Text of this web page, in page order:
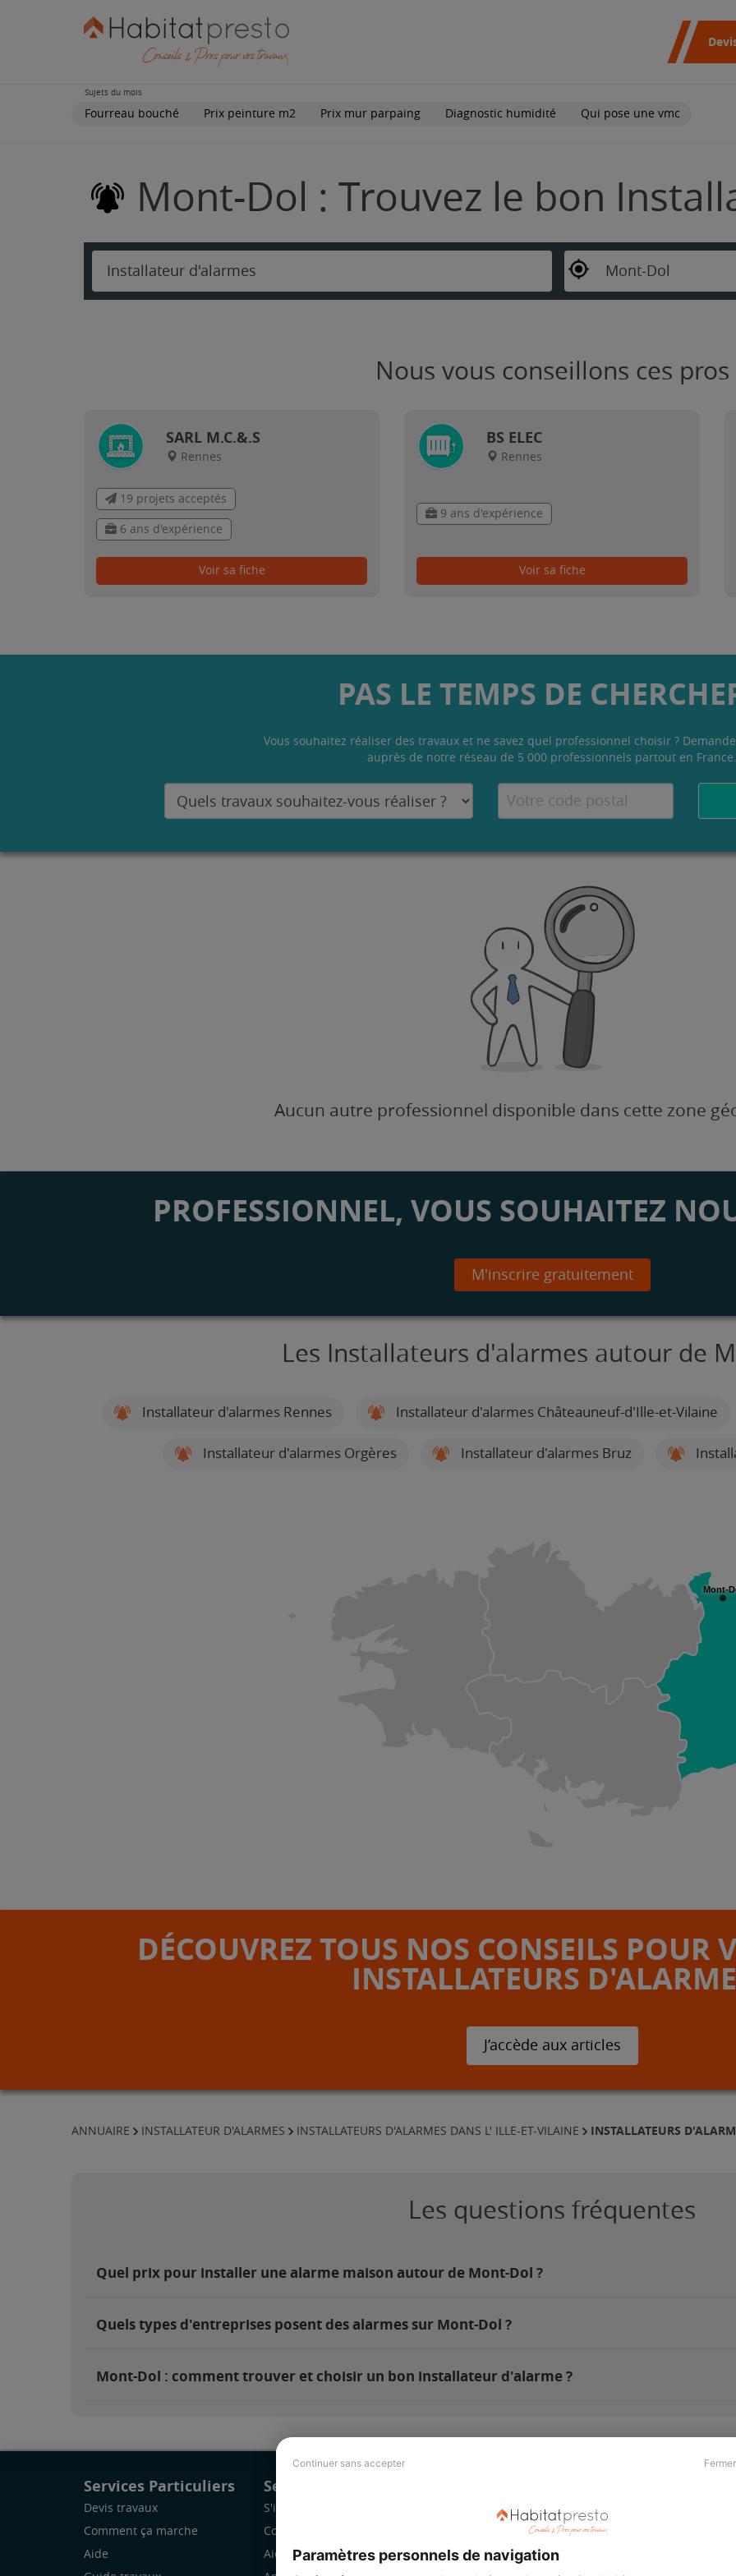
Continuer sans accepter
Paramètres personnels de navigation
Sujets du mois
Fourreau bouché Prix peinture m2 Prix mur parpaing Diagnostic humidité Qui pose une vmc
Mont-Dol : Trouvez le bon
Installateur d'alarmes Mont-Dol
Nous vous conseillons ces pros
SARL M.C.&.S
Rennes
19 projets acceptés
6 ans d'expérience
Voir sa fiche
BS ELEC
Rennes
9 ans d'expérience
Voir sa fiche
PAS LE TEMPS DE
Vous souhaitez réaliser des travaux et ne savez quel professionnel choisir ?
auprès de notre réseau de 5 000 professionnels partout en France.
Aucun autre professionnel disponible dans cette zone
PROFESSIONNEL, VOUS SOUHAITEZ
M'inscrire gratuitement
Les Installateurs d'alarmes autour de
Installateur d'alarmes Rennes Installateur d'alarmes Châteauneuf-d'Ille-et-Vilaine
Installateur d'alarmes Orgères Installateur d'alarmes Bruz
Mont-
DÉCOUVREZ TOUS NOS CONSEILS POUR
INSTALLATEURS
J’accède aux articles
ANNUAIRE INSTALLATEUR D'ALARMES INSTALLATEURS D'ALARMES DANS L' ILLE-ET-VILAINE INSTALLATEURS
Les questions fréquentes
Quel prix pour installer une alarme maison autour de Mont-Dol ?
Quels types d'entreprises posent des alarmes sur Mont-Dol ?
Mont-Dol : comment trouver et choisir un bon installateur d'alarme ?
Services Particuliers
Devis travaux
Comment ça marche
Aide
Services Pro
S'inscrire
Comment ça marche
Aide
Revue de presse